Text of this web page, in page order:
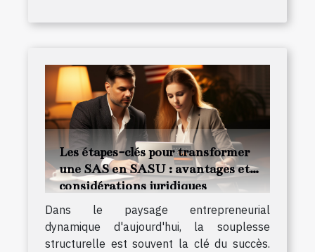
Les étapes-clés pour transformer
une SAS en SASU : avantages et
considérations juridiques
Dans le paysage entrepreneurial
dynamique d'aujourd'hui, la souplesse
structurelle est souvent la clé du succès.